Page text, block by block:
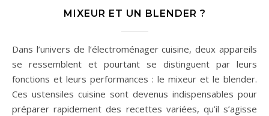
MIXEUR ET UN BLENDER ?
Dans l’univers de l’électroménager cuisine, deux appareils
se ressemblent et pourtant se distinguent par leurs
fonctions et leurs performances : le mixeur et le blender.
Ces ustensiles cuisine sont devenus indispensables pour
préparer rapidement des recettes variées, qu’il s’agisse